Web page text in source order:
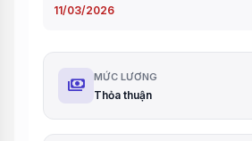
11/03/2026
payments MỨC LƯƠNG
Thỏa thuận